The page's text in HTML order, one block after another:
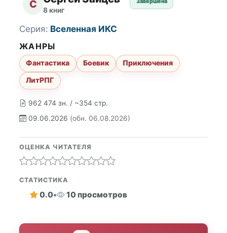
С 8 книг
962 474 зн. / ~354 стр.
09.06.2026 (обн. 06.08.2026)
Серия: Вселенная ИКС
ЖАНРЫ
Фантастика Боевик
Приключения
ЛитРПГ
ОЦЕНКА ЧИТАТЕЛЯ
СТАТИСТИКА
0.0• 10 просмотров